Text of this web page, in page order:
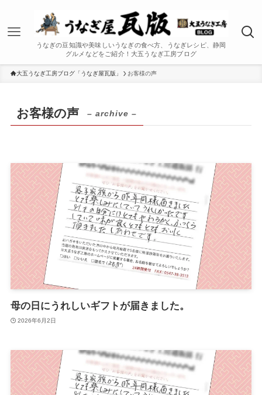
うなぎの豆知識や美味しいうなぎの食べ方、うなぎレシピ、静岡
グルメなどをご紹介！大五うなぎ工房ブログ
大五うなぎ工房ブログ「うなぎ屋瓦版」 お客様の声
お客様の声 – archive –
母の日にうれしいギフトが届きました。
2026年6月2日